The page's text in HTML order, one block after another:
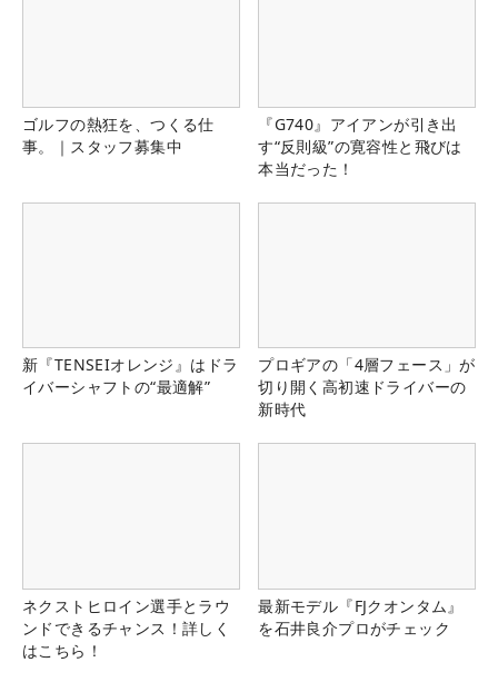
ゴルフの熱狂を、つくる仕
事。｜スタッフ募集中
『G740』アイアンが引き出
す“反則級”の寛容性と飛びは
本当だった！
新『TENSEIオレンジ』はドラ
イバーシャフトの“最適解”
プロギアの「4層フェース」が
切り開く高初速ドライバーの
新時代
ネクストヒロイン選手とラウ
ンドできるチャンス！詳しく
はこちら！
最新モデル『FJクオンタム』
を石井良介プロがチェック